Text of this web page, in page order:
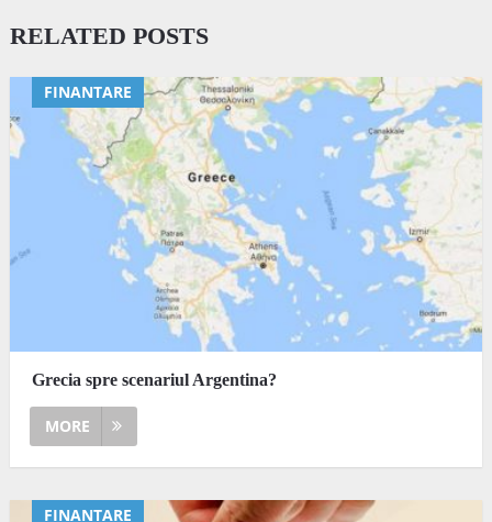
RELATED POSTS
FINANTARE
Grecia spre scenariul Argentina?
MORE
FINANTARE